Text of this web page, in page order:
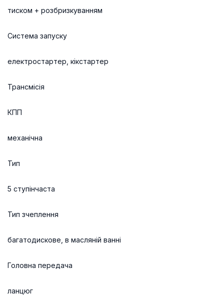
тиском + розбризкуванням
Система запуску
електростартер, кікстартер
Трансмісія
КПП
механічна
Тип
5 ступінчаста
Тип зчеплення
багатодискове, в масляній ванні
Головна передача
ланцюг